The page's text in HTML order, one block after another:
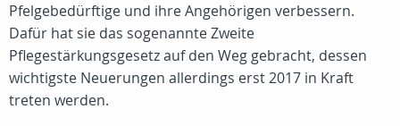
Pfelgebedürftige und ihre Angehörigen verbessern.
Dafür hat sie das sogenannte Zweite
Pflegestärkungsgesetz auf den Weg gebracht, dessen
wichtigste Neuerungen allerdings erst 2017 in Kraft
treten werden.